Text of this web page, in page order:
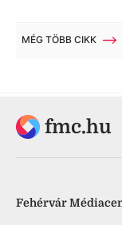
MÉG TÖBB CIKK
fmc.hu
Fehérvár